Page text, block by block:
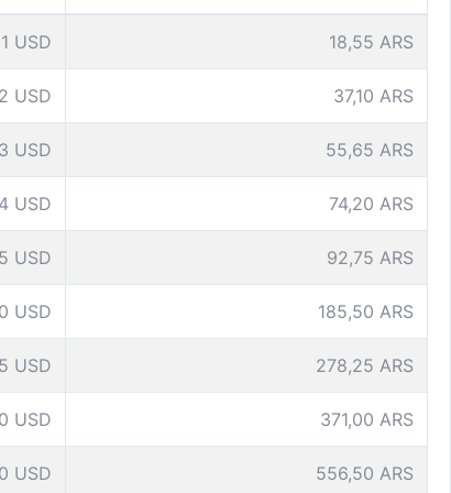
1 USD 18,55 ARS
USD 37,10 ARS
USD 55,65 ARS
USD 74,20 ARS
USD 92,75 ARS
USD 185,50 ARS
USD 278,25 ARS
USD 371,00 ARS
USD 556,50 ARS